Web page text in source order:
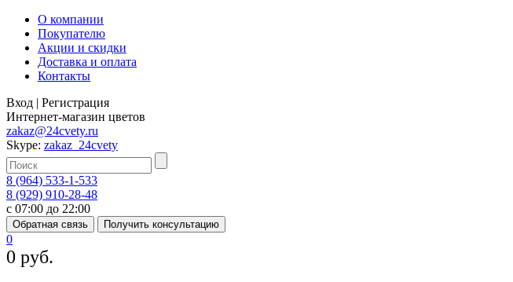
О компании
Покупателю
Акции и скидки
Доставка и оплата
Контакты
Вход | Регистрация
Интернет-магазин цветов
zakaz@24cvety.ru
Skype: zakaz_24cvety
8 (964) 533-1-533
8 (929) 910-28-48
с 07:00 до 22:00
Обратная связь Получить консультацию
0
0 руб.